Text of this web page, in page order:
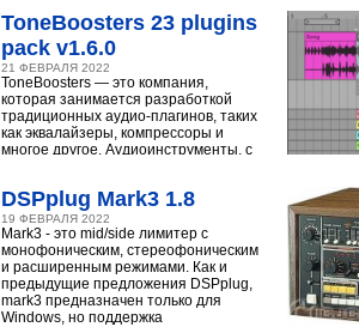
ToneBoosters 23 plugins
pack v1.6.0
21 ФЕВРАЛЯ 2022
ToneBoosters — это компания,
которая занимается разработкой
традиционных аудио-плагинов, таких
как эквалайзеры, компрессоры и
многое другое. Аудиоинструменты, с
DSPplug Mark3 1.8
19 ФЕВРАЛЯ 2022
Mark3 - это mid/side лимитер с
монофоническим, стереофоническим
и расширенным режимами. Как и
предыдущие предложения DSPplug,
mark3 предназначен только для
Windows, но поддержка